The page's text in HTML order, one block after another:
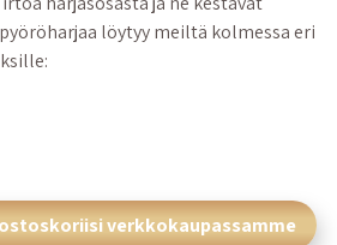
löytyy meiltä kolmessa eri
verkkokaupassamme